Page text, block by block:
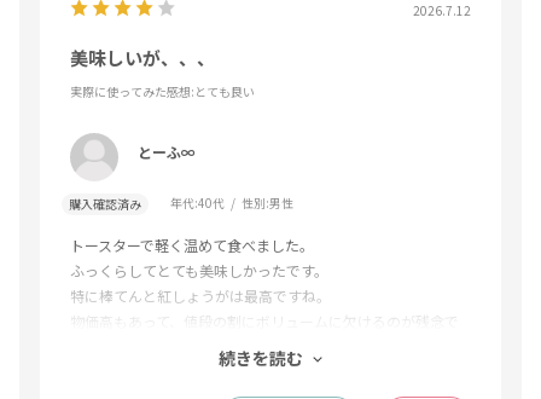
2026.7.12
美味しいが、、、
実際に使ってみた感想:とても良い
とーふ∞
購入確認済み 年代:40代 性別:男性
トースターで軽く温めて食べました。
ふっくらしてとても美味しかったです。
特に棒てんと紅しょうがは最高ですね。
物価高もあって、値段の割にボリュームに欠けるのが残念で
日本郵便の送料努力よろしくお願いします。
続きを読む